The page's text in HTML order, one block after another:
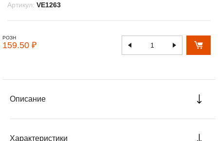
Артикул: VE1263
РОЗН
159.50 ₽
Описание
Характеристики